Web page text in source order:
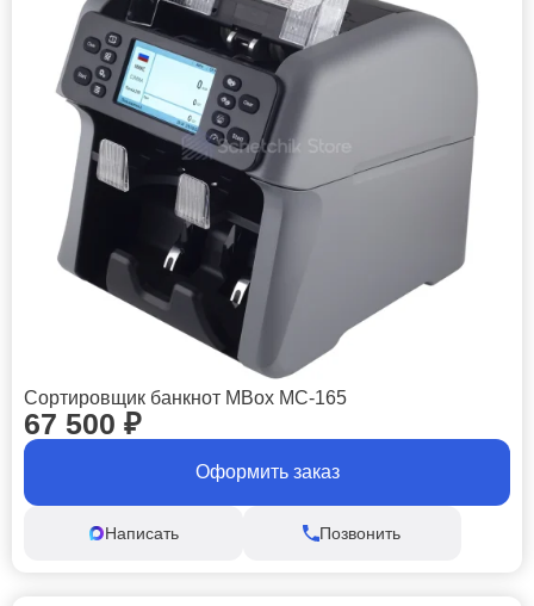
Сортировщик банкнот MBox MC-165
67 500 ₽
Оформить заказ
Написать Позвонить